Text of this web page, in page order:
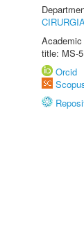
title: MS-
Orcid